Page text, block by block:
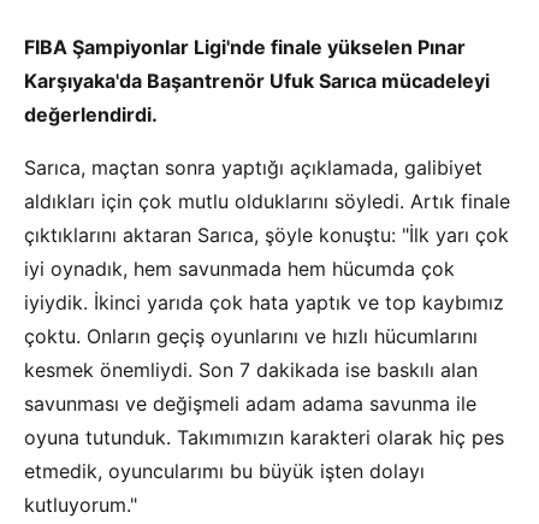
FIBA Şampiyonlar Ligi'nde finale yükselen Pınar
Karşıyaka'da Başantrenör Ufuk Sarıca mücadeleyi
değerlendirdi.
Sarıca, maçtan sonra yaptığı açıklamada, galibiyet
aldıkları için çok mutlu olduklarını söyledi. Artık finale
çıktıklarını aktaran Sarıca, şöyle konuştu: "İlk yarı çok
iyi oynadık, hem savunmada hem hücumda çok
iyiydik. İkinci yarıda çok hata yaptık ve top kaybımız
çoktu. Onların geçiş oyunlarını ve hızlı hücumlarını
kesmek önemliydi. Son 7 dakikada ise baskılı alan
savunması ve değişmeli adam adama savunma ile
oyuna tutunduk. Takımımızın karakteri olarak hiç pes
etmedik, oyuncularımı bu büyük işten dolayı
kutluyorum."